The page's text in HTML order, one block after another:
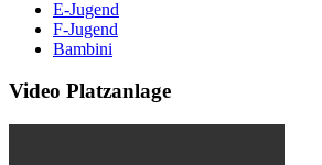
E-Jugend
F-Jugend
Bambini
Video Platzanlage